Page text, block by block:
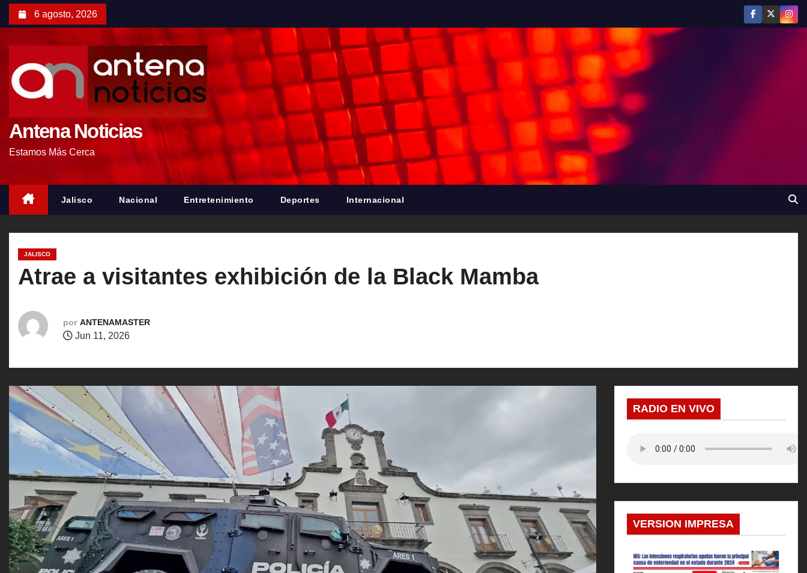
6 agosto, 2026
Antena Noticias
Estamos Más Cerca
Jalisco Nacional Entretenimiento Deportes Internacional
JALISCO
Atrae a visitantes exhibición de la Black Mamba
por ANTENAMASTER
Jun 11, 2026
RADIO EN VIVO
VERSION IMPRESA